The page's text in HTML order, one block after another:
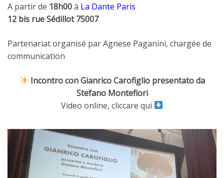
A partir de 18h00à La Dante Paris
12 bis rue Sédillot 75007
Partenariat organisé par Agnese Paganini, chargée de
communication
Incontro con Gianrico Carofiglio presentato da
Stefano Montefiori
Video online, cliccare qui